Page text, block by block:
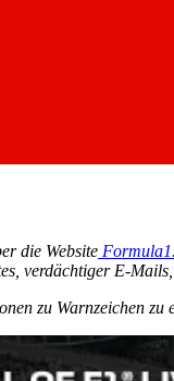
die Website
verdächtiger E-
zu Warnzeichen